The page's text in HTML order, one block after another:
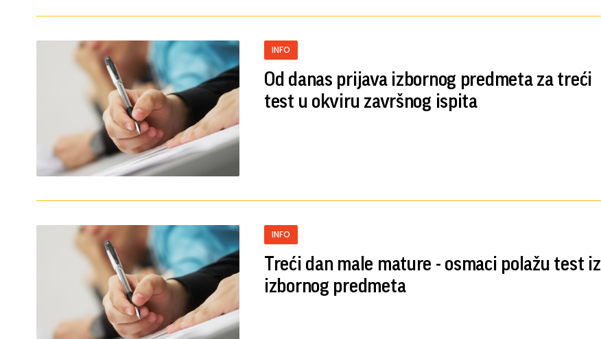
INFO
Od danas prijava izbornog predmeta za treći
test u okviru završnog ispita
INFO
Treći dan male mature - osmaci polažu test iz
izbornog predmeta